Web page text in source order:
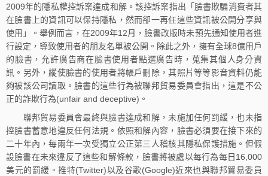
2009年的隱私權控訴案達成和解。該控訴案指出「臉書欺騙消費者其
在臉書上的資訊可以保持隱私，然而卻一再任這些資訊被公開分享與
使用」。舉例而言，在2009年12月，臉書改版時未預先通知使用者進
行設定，導致使用者的朋友名單被公開。除此之外，擁有全球8億用戶
的臉書，允許廣告商在臉書使用者點選廣告時，蒐集其個人身分資
訊。另外，縱使臉書的使用者將帳戶刪除，其照片等等影音資料仍能
夠被該公司讀取。臉書的這些行為被聯邦貿易委員會指出，這是不公
正的詐欺行為(unfair and deceptive)。
聯邦貿易委員會最終與臉書達成和解，未施加任何罰緩，也未指
控臉書蓄意地違反任何法規。依照和解內容，臉書必須要在接下來的
二十年內，每兩年一次受獨立公正第三人稽核其隱私保護措施。但假
設臉書在未來違反了這些和解條款，臉書將被處以每行為每日16,000
美元的罰緩。推特(Twitter)以及谷歌(Google)近來也與聯邦貿易委員